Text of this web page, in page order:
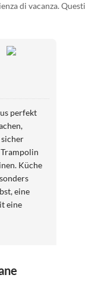
di vacanza. Questi
perfekt
sicher
Trampolin
Küche
eine
eine
gefunden,